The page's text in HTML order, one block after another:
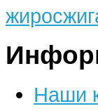
Наши